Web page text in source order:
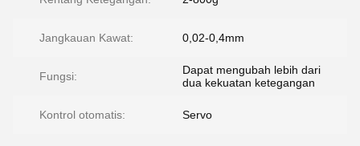
Jangkauan Kawat: 0,02-0,4mm
Fungsi:
Dapat mengubah lebih dari
dua kekuatan ketegangan
Kontrol otomatis: Servo